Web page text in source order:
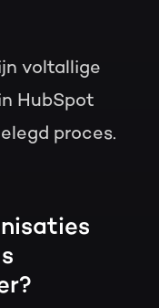
voltallige
HubSpot
proces.